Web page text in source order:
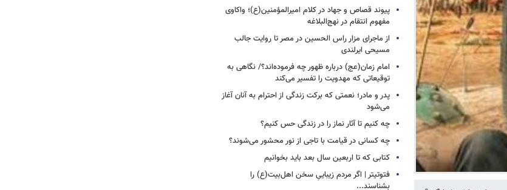
پیوند قصاص و جهاد در کلام امیرالمؤمنین(ع)؛ واکاوی
مفهوم انتقام در نهج‌البلاغه
از ماجرای مزار راس الحسین در مصر تا روایت جالب
مسیحی ایرلندی
امام زمان(عج) درباره ظهور چه فرموده‌اند؟/ نگاهی به
توقیعاتی که مهدویت را تفسیر می‌کند
پدر و مادر؛ نعمتی که برکت زندگی از احترام به آنان آغاز
می‌شود
چه کنیم تا آثار نماز را در زندگی حس کنیم؟
چه کسانی در قیامت با تاجی از نور محشور می‌شوند؟
کتابی که تا اربعین سال بعد باید بخوانیم
فتوتیتر | اگر مردم زیباییِ سخن اهل‌بیت(ع) را
بشناسند...